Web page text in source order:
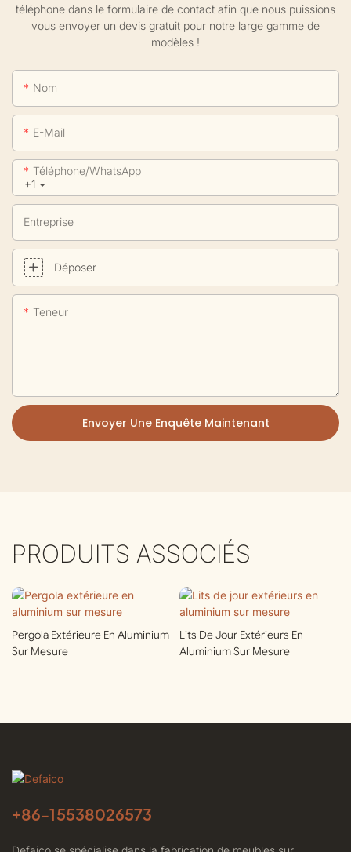
téléphone dans le formulaire de contact afin que nous puissions
vous envoyer un devis gratuit pour notre large gamme de
modèles !
Nom
E-Mail
+1
Téléphone/WhatsApp
Entreprise
Déposer
Teneur
Envoyer Une Enquête Maintenant
PRODUITS ASSOCIÉS
Pergola Extérieure En Aluminium
Sur Mesure
Lits De Jour Extérieurs En
Aluminium Sur Mesure
+86-15538026573